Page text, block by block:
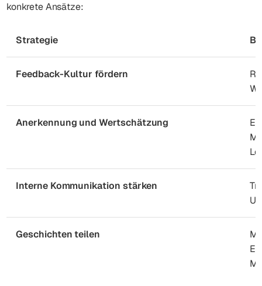
konkrete Ansätze:
Strategie
Feedback-Kultur fördern
Anerkennung und Wertschätzung
Interne Kommunikation stärken
Geschichten teilen